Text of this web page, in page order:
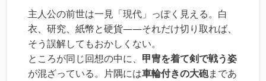
主人公の前世は一見「現代」っぽく見える。白
衣、研究、紙幣と硬貨――それだけ切り取れば、
そう誤解してもおかしくない。
ところが同じ回想の中に、 甲冑を着て剣で戦う姿
が混ざっている。片隅には車輪付きの大砲まであ